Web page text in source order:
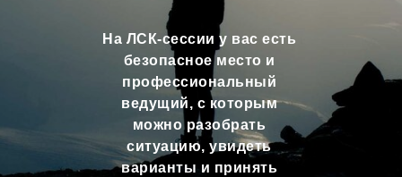
На ЛСК-сессии у вас есть
безопасное место и
профессиональный
ведущий, с которым
можно разобрать
ситуацию, увидеть
варианты и принять